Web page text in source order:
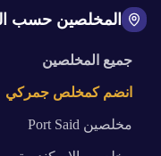
المخلصين حسب
جميع المخلصين
انضم كمخلص جمركي
مخلصين Port Said